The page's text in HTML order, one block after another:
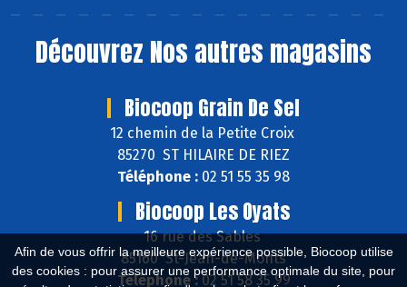
Afin de vous offrir la meilleure expérience possible, Biocoop utilise
des cookies : pour assurer une performance optimale du site, pour
Découvrez Nos autres magasins
Biocoop Grain De Sel
12 chemin de la Petite Croix
85270 ST HILAIRE DE RIEZ
Téléphone : 02 51 55 35 98
Biocoop Les Oyats
16 rue des Sables
85160 St-Jean-de-Monts
Téléphone :02 51 58 35 99